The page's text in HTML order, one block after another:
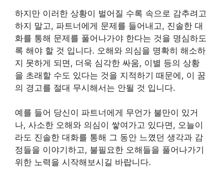
하지만 이러한 상황이 벌어질 수록 속으로 감추려고
하지 말고, 파트너에게 문제를 들어내고, 진솔한 대
화를 통해 문제를 풀어나가야 한다는 것을 명심하도
록 해야 할 것 입니다. 오해와 의심을 명확히 해소하
지 못하게 되면, 더욱 심각한 싸움, 이별 등의 상황
을 초래할 수도 있다는 것을 지적하기 때문에, 이 꿈
의 경고를 절대 무시해서는 안될 것 입니다.
예를 들어 당신이 파트너에게 무언가 불만이 있거
나, 사소한 오해와 의심이 쌓여가고 있다면, 오늘이
라도 진솔한 대화를 통해 그 동안 느꼈던 생각과 감
정들을 이야기하고, 불필요한 오해들을 풀어나가기
위한 노력을 시작해보시길 바랍니다.